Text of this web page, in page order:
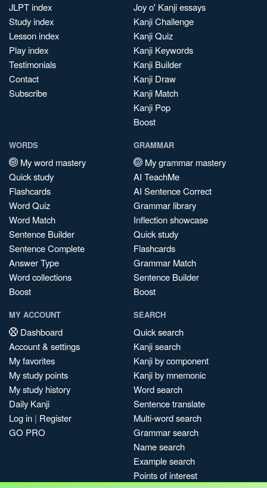
JLPT index
Study index
Lesson index
Play index
Testimonials
Contact
Subscribe
Joy o' Kanji essays
Kanji Challenge
Kanji Quiz
Kanji Keywords
Kanji Builder
Kanji Draw
Kanji Match
Kanji Pop
Boost
WORDS
My word mastery
Quick study
Flashcards
Word Quiz
Word Match
Sentence Builder
Sentence Complete
Answer Type
Word collections
Boost
GRAMMAR
My grammar mastery
AI TeachMe
AI Sentence Correct
Grammar library
Inflection showcase
Quick study
Flashcards
Grammar Match
Sentence Builder
Boost
MY ACCOUNT
Dashboard
Account & settings
My favorites
My study points
My study history
Daily Kanji
Log in | Register
GO PRO
SEARCH
Quick search
Kanji search
Kanji by component
Kanji by mnemonic
Word search
Sentence translate
Multi-word search
Grammar search
Name search
Example search
Points of interest